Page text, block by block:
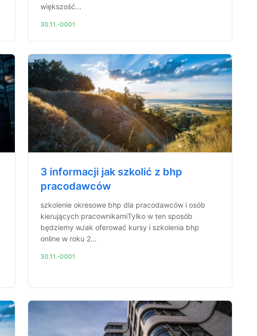
większość...
30.11.-0001
3 informacji jak szkolić z bhp
pracodawców
szkolenie okresowe bhp dla pracodawców i osób
kierujących pracownikamiTylko w ten sposób
będziemy wJak oferować kursy i szkolenia bhp
online w roku 2...
30.11.-0001